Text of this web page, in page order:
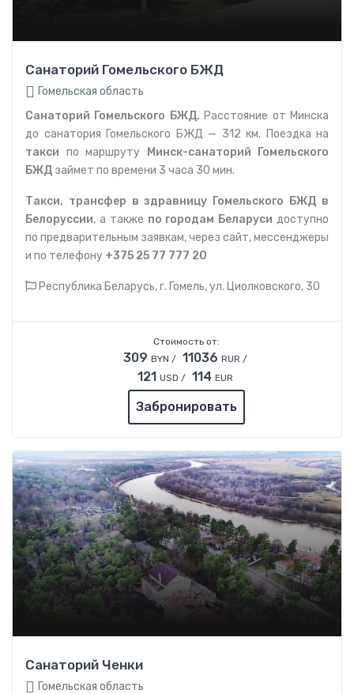
Санаторий Гомельского БЖД
Гомельская область
Санаторий Гомельского БЖД. Расстояние от Минска
до санатория Гомельского БЖД — 312 км. Поездка на
такси по маршруту
Минск-санаторий Гомельского
БЖД займет по времени 3 часа 30 мин.
Такси, трансфер в здравницу Гомельского БЖД в
Белоруссии, а также по городам Беларуси доступно
по предварительным заявкам, через сайт, мессенджеры
и по телефону +375 25 77 777 20
Республика Беларусь, г. Гомель, ул. Циолковского, 30
Стоимость от:
309 BYN / 11036 RUR /
121 USD / 114 EUR
Забронировать
Санаторий Ченки
Гомельская область